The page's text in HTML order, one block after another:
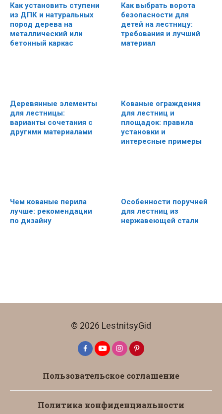
Как установить ступени
из ДПК и натуральных
пород дерева на
металлический или
бетонный каркас
Как выбрать ворота
безопасности для
детей на лестницу:
требования и лучший
материал
Деревянные элементы
для лестницы:
варианты сочетания с
другими материалами
Кованые ограждения
для лестниц и
площадок: правила
установки и
интересные примеры
Чем кованые перила
лучше: рекомендации
по дизайну
Особенности поручней
для лестниц из
нержавеющей стали
© 2026 LestnitsyGid
Пользовательское соглашение
Политика конфиденциальности